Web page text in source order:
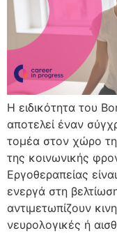
Η ειδικότητα του
αποτελεί έναν
τομέα στον χώρο
της κοινωνικής
Εργοθεραπείας
ενεργά στη
αντιμετωπίζουν
νευρολογικές ή